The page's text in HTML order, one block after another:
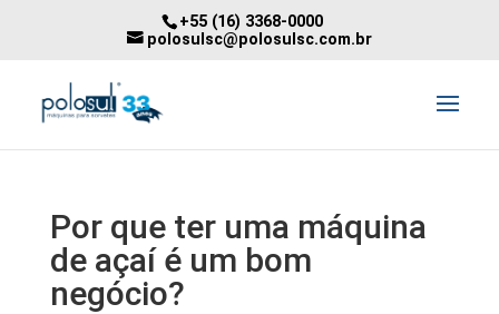
+55 (16) 3368-0000
polosulsc@polosulsc.com.br
Por que ter uma máquina
de açaí é um bom
negócio?